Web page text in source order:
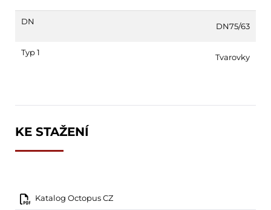
DN DN75/63
Typ 1 Tvarovky
KE STAŽENÍ
Katalog Octopus CZ